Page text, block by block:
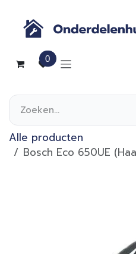
0
Alle producten
Bosch Eco 650UE